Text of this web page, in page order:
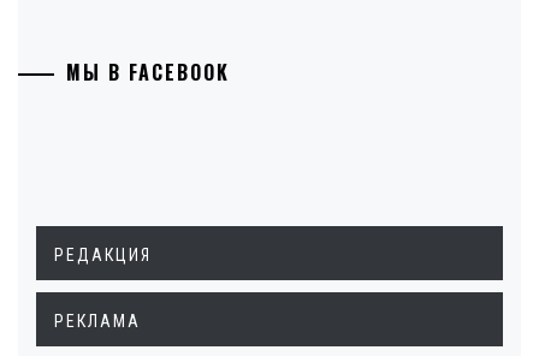
МЫ В FACEBOOK
РЕДАКЦИЯ
РЕКЛАМА